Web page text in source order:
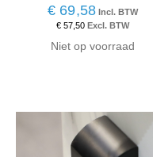
€ 69,58
€ 57,50
Niet op voorraad